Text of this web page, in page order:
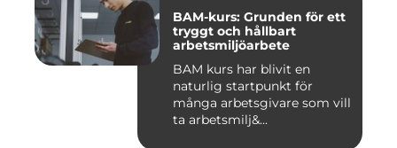
BAM-kurs: Grunden för ett
tryggt och hållbart
arbetsmiljöarbete
BAM kurs har blivit en
naturlig startpunkt för
många arbetsgivare som vill
ta arbetsmilj&...